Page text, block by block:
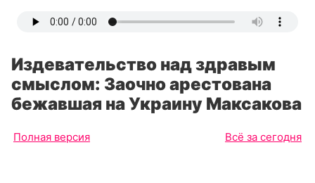
Издевательство над здравым
смыслом: Заочно арестована
бежавшая на Украину Максакова
Полная версия Всё за сегодня